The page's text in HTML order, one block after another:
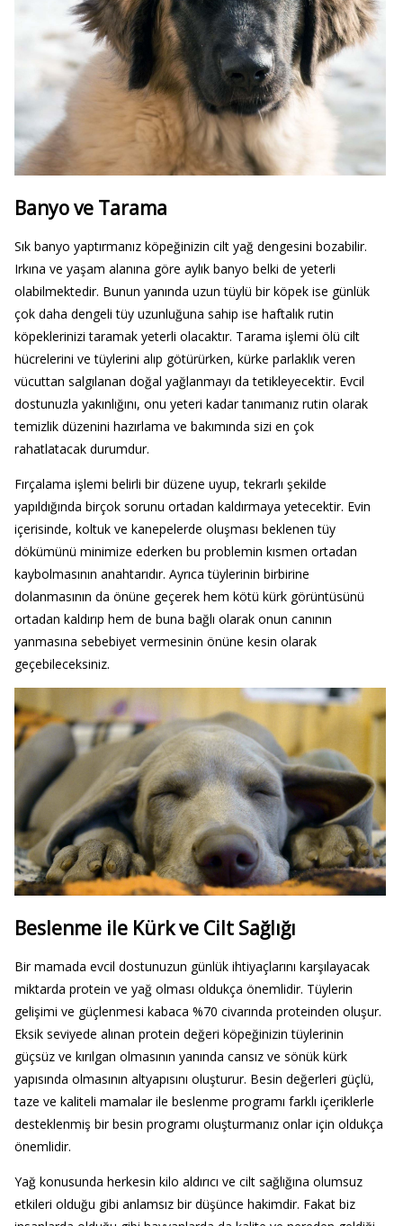
Banyo ve Tarama
Sık banyo yaptırmanız köpeğinizin cilt yağ dengesini bozabilir.
Irkına ve yaşam alanına göre aylık banyo belki de yeterli
olabilmektedir. Bunun yanında uzun tüylü bir köpek ise günlük
çok daha dengeli tüy uzunluğuna sahip ise haftalık rutin
köpeklerinizi taramak yeterli olacaktır. Tarama işlemi ölü cilt
hücrelerini ve tüylerini alıp götürürken, kürke parlaklık veren
vücuttan salgılanan doğal yağlanmayı da tetikleyecektir. Evcil
dostunuzla yakınlığını, onu yeteri kadar tanımanız rutin olarak
temizlik düzenini hazırlama ve bakımında sizi en çok
rahatlatacak durumdur.
Fırçalama işlemi belirli bir düzene uyup, tekrarlı şekilde
yapıldığında birçok sorunu ortadan kaldırmaya yetecektir. Evin
içerisinde, koltuk ve kanepelerde oluşması beklenen tüy
dökümünü minimize ederken bu problemin kısmen ortadan
kaybolmasının anahtarıdır. Ayrıca tüylerinin birbirine
dolanmasının da önüne geçerek hem kötü kürk görüntüsünü
ortadan kaldırıp hem de buna bağlı olarak onun canının
yanmasına sebebiyet vermesinin önüne kesin olarak
geçebileceksiniz.
Beslenme ile Kürk ve Cilt Sağlığı
Bir mamada evcil dostunuzun günlük ihtiyaçlarını karşılayacak
miktarda protein ve yağ olması oldukça önemlidir. Tüylerin
gelişimi ve güçlenmesi kabaca %70 civarında proteinden oluşur.
Eksik seviyede alınan protein değeri köpeğinizin tüylerinin
güçsüz ve kırılgan olmasının yanında cansız ve sönük kürk
yapısında olmasının altyapısını oluşturur. Besin değerleri güçlü,
taze ve kaliteli mamalar ile beslenme programı farklı içeriklerle
desteklenmiş bir besin programı oluşturmanız onlar için oldukça
önemlidir.
Yağ konusunda herkesin kilo aldırıcı ve cilt sağlığına olumsuz
etkileri olduğu gibi anlamsız bir düşünce hakimdir. Fakat biz